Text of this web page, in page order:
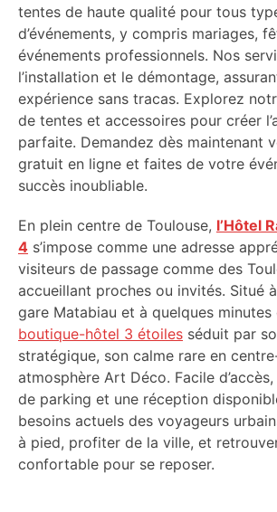
tentes de haute qualité pour tous
d’événements, y compris mariages,
événements professionnels. Nos
l’installation et le démontage,
expérience sans tracas. Explorez
de tentes et accessoires pour créer
parfaite. Demandez dès maintenant
gratuit en ligne et faites de votre
succès inoubliable.
En plein centre de Toulouse, l’Hôtel
4 s’impose comme une adresse
visiteurs de passage comme des
accueillant proches ou invités. Situé
gare Matabiau et à quelques
boutique-hôtel 3 étoiles séduit par
stratégique, son calme rare en
atmosphère Art Déco. Facile
de parking et une réception
besoins actuels des voyageurs
à pied, profiter de la ville, et
confortable pour se reposer.